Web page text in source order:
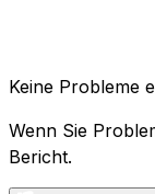
Keine Probleme
Wenn Sie
Bericht.